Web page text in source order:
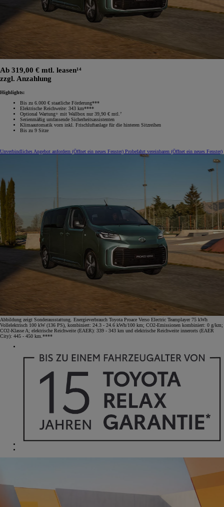
Ab 319,00 € mtl. leasen¹⁴
zzgl. Anzahlung
Highlights:
Bis zu 6.000 € staatliche Förderung***
Elektrische Reichweite: 343 km****
Optional Wartung+ mit Wallbox nur 39,90 € mtl.⁷
Serienmäßig umfassende Sicherheitsassistenten
Klimaautomatik vorn inkl. Frischluftanlage für die hinteren Sitzreihen
Bis zu 9 Sitze
Unverbindliches Angebot anfordern (Öffnet ein neues Fenster) Probefahrt vereinbaren (Öffnet ein neues Fenster)
Abbildung zeigt Sonderausstattung. Energieverbrauch Toyota Proace Verso Electric Teamplayer 75 kWh
Vollelektrisch 100 kW (136 PS), kombiniert: 24.3 - 24.6 kWh/100 km; CO2-Emissionen kombiniert: 0 g/km;
CO2-Klasse A; elektrische Reichweite (EAER): 339 - 343 km und elektrische Reichweite innerorts (EAER
City): 445 - 450 km.****